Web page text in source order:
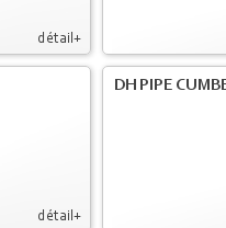
détail+
détail+
DH PIPE